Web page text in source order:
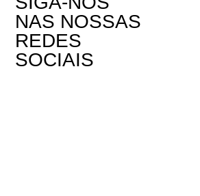
NAS NOSSAS
REDES
SOCIAIS